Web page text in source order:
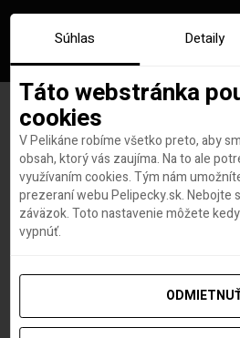
Objav
Letenky
69€
Hana Hudson 4.
Súhlas Detaily
Táto webstránka
cookies
V Pelikáne robíme všetko preto, aby
obsah, ktorý vás zaujíma. Na to ale
využívaním cookies. Tým nám
prezeraní webu Pelipecky.sk. Nebojte
záväzok. Toto nastavenie môžete
vypnúť.